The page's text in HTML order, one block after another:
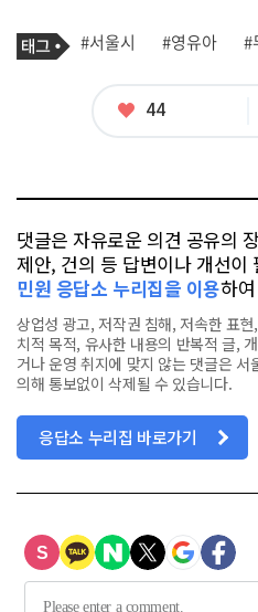
기
사
태
그
#서울시 #영유아 #
좋
44
댓글은 자유로운 의견 공유의
제안, 건의 등 답변이나 개선이
민원 응답소 누리집을 이용하
상업성 광고, 저작권 침해, 저속한 표
치적 목적, 유사한 내용의 반복적 글,
거나 운영 취지에 맞지 않는 댓글은
의해 통보없이 삭제될 수 있습니다.
응답소 누리집 바로가기